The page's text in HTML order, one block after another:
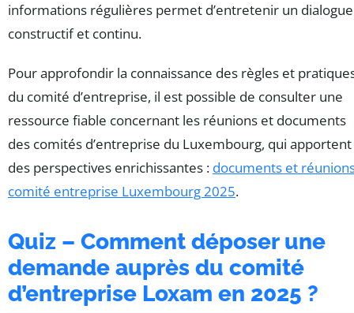
informations régulières permet d’entretenir un dialogue
constructif et continu.
Pour approfondir la connaissance des règles et
du comité d’entreprise, il est possible de consulter une
ressource fiable concernant les réunions et documents
des comités d’entreprise du Luxembourg, qui apportent
des perspectives enrichissantes : documents et
comité entreprise Luxembourg 2025.
Quiz – Comment déposer une
demande auprès du comité
d’entreprise Loxam en 2025 ?